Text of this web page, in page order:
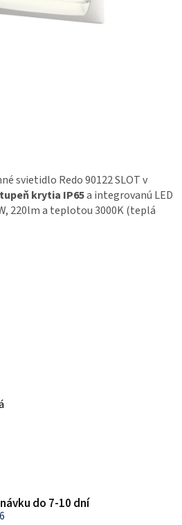
svietidlo Redo 90122 SLOT v
krytia IP65a integrovanú LED
220lm a teplotou 3000K (teplá
do 7-10 dní